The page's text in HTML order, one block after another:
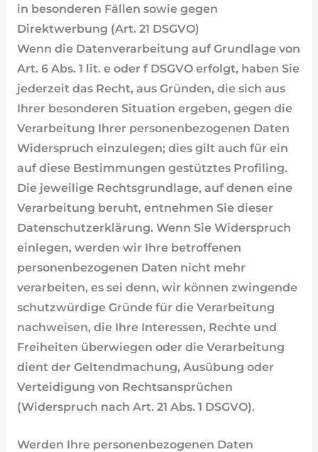
in besonderen Fällen sowie gegen
Direktwerbung (Art. 21 DSGVO)
Wenn die Datenverarbeitung auf Grundlage von
Art. 6 Abs. 1 lit. e oder f DSGVO erfolgt, haben Sie
jederzeit das Recht, aus Gründen, die sich aus
Ihrer besonderen Situation ergeben, gegen die
Verarbeitung Ihrer personenbezogenen Daten
Widerspruch einzulegen; dies gilt auch für ein
auf diese Bestimmungen gestütztes Profiling.
Die jeweilige Rechtsgrundlage, auf denen eine
Verarbeitung beruht, entnehmen Sie dieser
Datenschutzerklärung. Wenn Sie Widerspruch
einlegen, werden wir Ihre betroffenen
personenbezogenen Daten nicht mehr
verarbeiten, es sei denn, wir können zwingende
schutzwürdige Gründe für die Verarbeitung
nachweisen, die Ihre Interessen, Rechte und
Freiheiten überwiegen oder die Verarbeitung
dient der Geltendmachung, Ausübung oder
Verteidigung von Rechtsansprüchen
(Widerspruch nach Art. 21 Abs. 1 DSGVO).
Werden Ihre personenbezogenen Daten